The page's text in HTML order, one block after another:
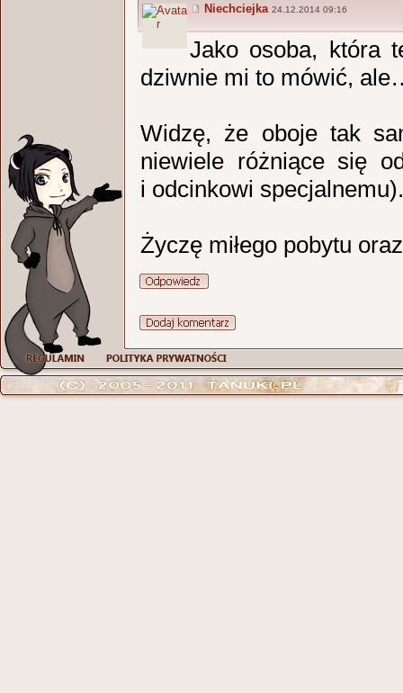
Niechciejka 24.12.2014 09:16
Jako osoba, która
dziwnie mi to mówić,
Widzę, że oboje tak
niewiele różniące się
i odcinkowi specjalnemu).
Życzę miłego pobytu